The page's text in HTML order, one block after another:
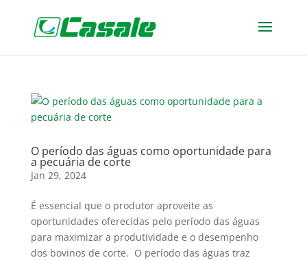
O período das águas como oportunidade para
a pecuária de corte
Jan 29, 2024
É essencial que o produtor aproveite as
oportunidades oferecidas pelo período das águas
para maximizar a produtividade e o desempenho
dos bovinos de corte. O período das águas traz